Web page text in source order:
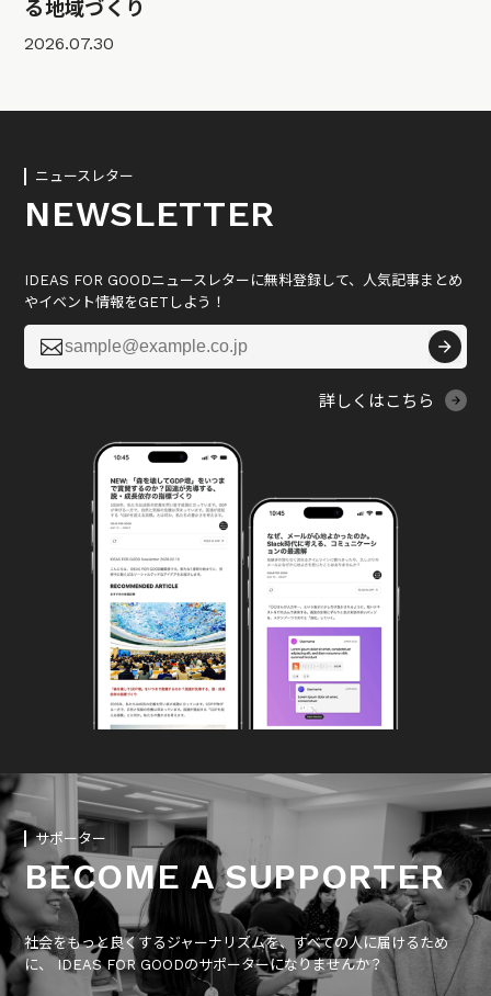
る地域づくり
2026.07.30
ニュースレター
NEWSLETTER
IDEAS FOR GOODニュースレターに無料登録して、人気記事まとめ
やイベント情報をGETしよう！

詳しくはこちら
サポーター
BECOME A SUPPORTER
社会をもっと良くするジャーナリズムを、すべての人に届けるため
に、 IDEAS FOR GOODのサポーターになりませんか？